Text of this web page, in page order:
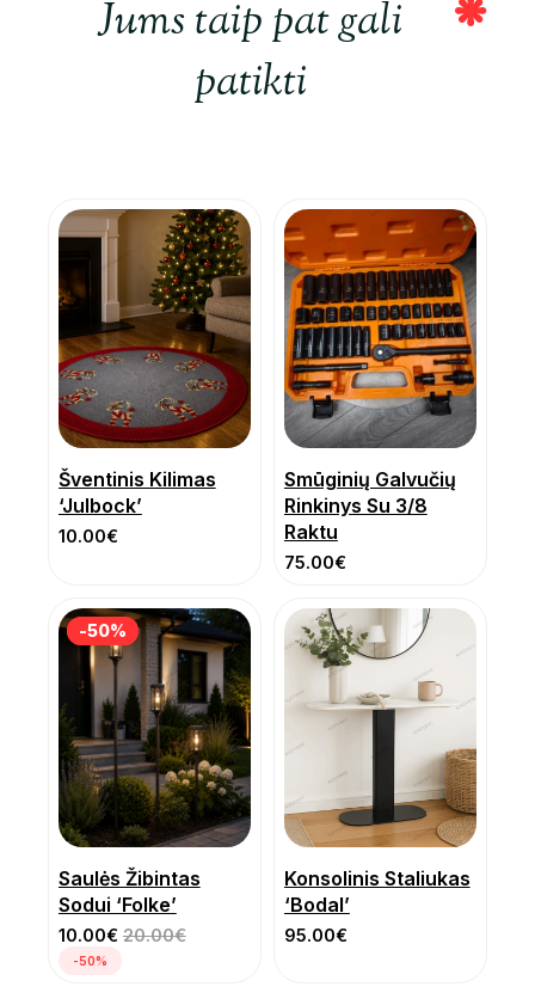
Jums taip pat gali
patikti
Šventinis Kilimas
‘Julbock’
10.00€
Smūginių Galvučių
Rinkinys Su 3/8
Raktu
75.00€
Saulės Žibintas
Sodui ‘Folke’
10.00€ 20.00€
-50%
-50%
-50%
Konsolinis Staliukas
‘Bodal’
95.00€